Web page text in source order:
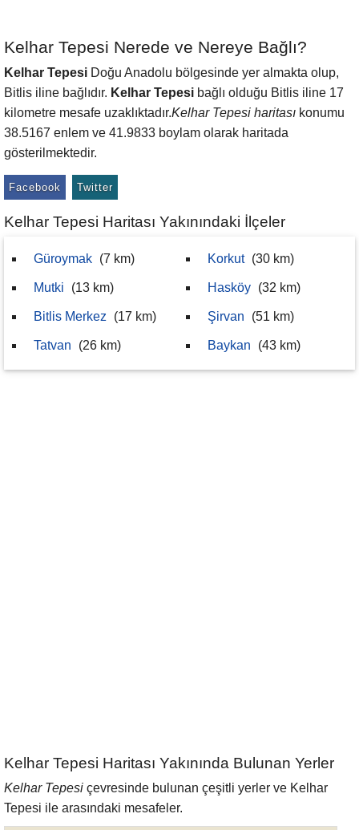
Kelhar Tepesi Nerede ve Nereye Bağlı?
Kelhar Tepesi Doğu Anadolu bölgesinde yer almakta olup,
Bitlis iline bağlıdır. Kelhar Tepesi bağlı olduğu Bitlis iline 17
kilometre mesafe uzaklıktadır.Kelhar Tepesi haritası konumu
38.5167 enlem ve 41.9833 boylam olarak haritada
gösterilmektedir.
Facebook Twitter
Kelhar Tepesi Haritası Yakınındaki İlçeler
Güroymak (7 km)
Mutki (13 km)
Bitlis Merkez (17 km)
Tatvan (26 km)
Korkut (30 km)
Hasköy (32 km)
Şirvan (51 km)
Baykan (43 km)
Kelhar Tepesi Haritası Yakınında Bulunan Yerler
Kelhar Tepesi çevresinde bulunan çeşitli yerler ve Kelhar
Tepesi ile arasındaki mesafeler.